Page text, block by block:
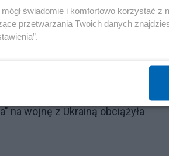
systematycznie mordowały,
natychmiastowym atakiem
mobilizacja rozpocznie się w tym
Opóźnienie wynika
na wojnę z Ukrainą obciążyła
świadomie i komfortowo korzystać z
przetwarzania Twoich danych